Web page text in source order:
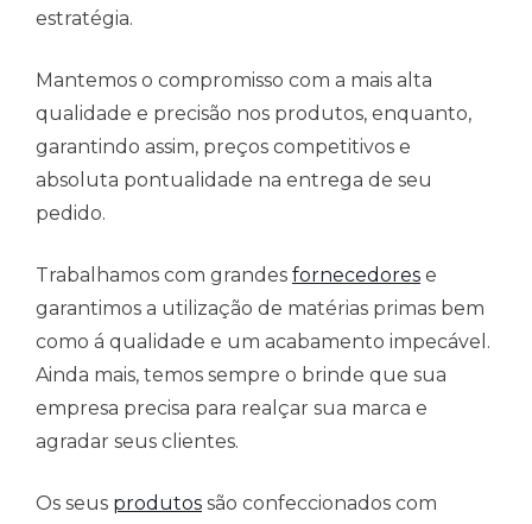
estratégia.
Mantemos o compromisso com a mais alta
qualidade e precisão nos produtos, enquanto,
garantindo assim, preços competitivos e
absoluta pontualidade na entrega de seu
pedido.
Trabalhamos com grandes fornecedores e
garantimos a utilização de matérias primas bem
como á qualidade e um acabamento impecável.
Ainda mais, temos sempre o brinde que sua
empresa precisa para realçar sua marca e
agradar seus clientes.
Os seus produtos são confeccionados com